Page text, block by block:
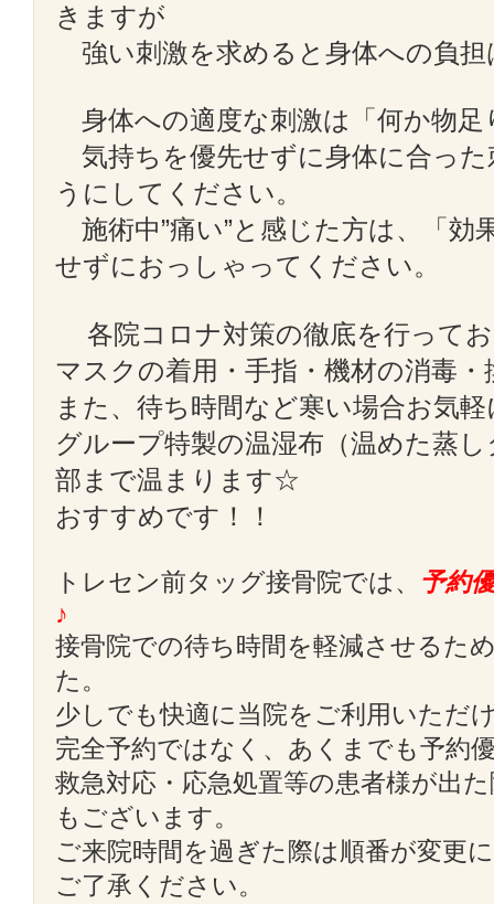
きますが
強い刺激を求めると身体への負
身体への適度な刺激は「何か物
気持ちを優先せずに身体に合っ
うにしてください。
施術中”痛い”と感じた方は、「効
せずにおっしゃってください。
各院コロナ対策の徹底を行って
マスクの着用・手指・機材の消毒
また、待ち時間など寒い場合お気
グループ特製の温湿布（温めた蒸
部まで温まります☆
おすすめです！！
トレセン前タッグ接骨院では、 予約
♪
接骨院での待ち時間を軽減させるた
た。
少しでも快適に当院をご利用いただ
完全予約ではなく、あくまでも予約
救急対応・応急処置等の患者様が出
もございます。
ご来院時間を過ぎた際は順番が変更
ご了承ください。